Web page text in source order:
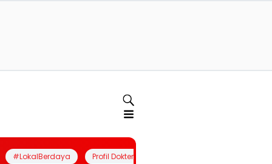
#LokalBerdaya Profil Dokter